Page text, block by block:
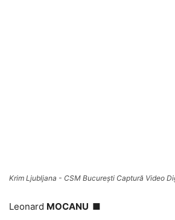
Krim Ljubljana - CSM București Captură Video
Leonard MOCANU ■